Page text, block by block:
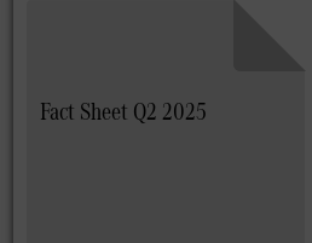
Fact Sheet Q2 2025